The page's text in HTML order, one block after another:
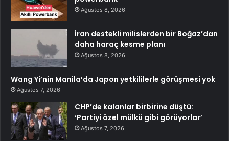
Ağustos 8, 2026
İran destekli milislerden bir Boğaz’dan
daha haraç kesme planı
Ağustos 8, 2026
Wang Yi’nin Manila’da Japon yetkililerle görüşmesi yok
Ağustos 7, 2026
CHP’de kalanlar birbirine düştü:
‘Partiyi özel mülkü gibi görüyorlar’
Ağustos 7, 2026